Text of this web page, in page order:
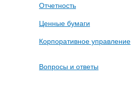
Отчетность
Ценные бумаги
Корпоративное управление
Вопросы и ответы